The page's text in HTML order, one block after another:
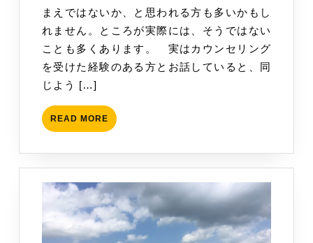
ウ
ン
セ
リ
29
日
まえではないか、と思われる方も多いかもし
れません。ところが実際には、そうではない
ことも多くあります。 実はカウンセリング
を受けた経験のある方とお話していると、同
じよう […]
READ MORE READ
MORE